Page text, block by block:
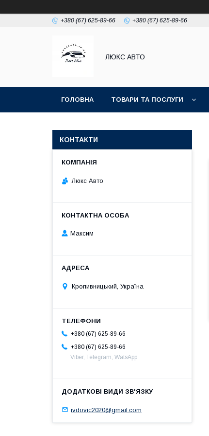
+380 (67) 625-89-66 +380 (67) 625-89-66
ЛЮКС АВТО
ГОЛОВНА ТОВАРИ ТА ПОСЛУГИ
КОНТАКТИ
Люкс Авто
Максим
Кропивницький, Україна
+380 (67) 625-89-66
+380 (67) 625-89-66
Viber, Telegram, WatsApp
ivdovic2020@gmail.com